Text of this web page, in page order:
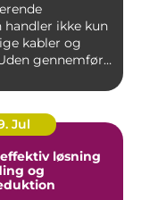
handler ikke kun
kabler og
gennemført
Jul
løsning
og